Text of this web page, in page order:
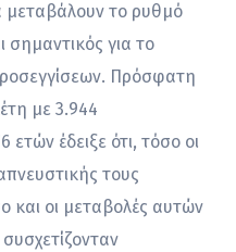
το ρυθμό
σημαντικός για το
Πρόσφατη
με 3.944
ετών έδειξε ότι, τόσο οι
τους
και οι μεταβολές αυτών